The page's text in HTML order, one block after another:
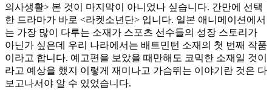
의사생활> 본 것이 마지막이 아니었나 싶습니다. 간만에 선택
한 드라마가 바로 <라켓소년단> 입니다. 일본 애니메이션에서
는 가장 많이 다루는 소재가 스포츠 선수들의 성장 스토리가
아닌가 싶은데 우리 나라에서는 배트민턴 소재의 첫 번째 작품
이라고 합니다. 예고편을 보았을 때만해도 코믹한 소재일 것이
라고 예상을 했지 이렇게 재미나고 가슴뛰는 이야기란 것은 다
보고나서야 알 수 있었습니다.